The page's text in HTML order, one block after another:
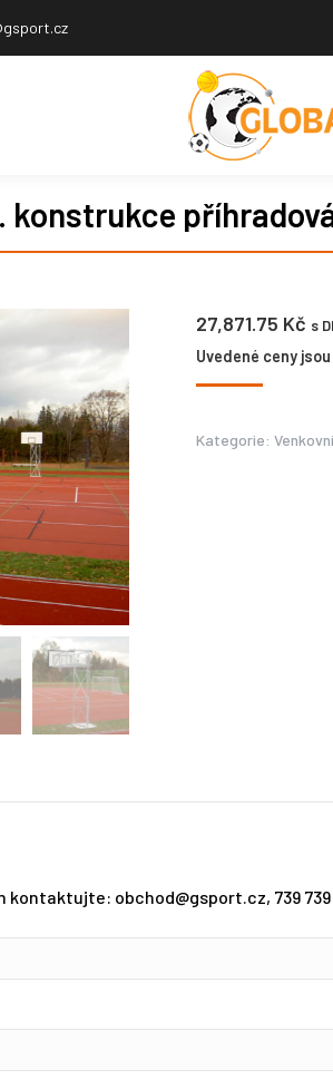
konstrukce
27,871.75 Kč s
Uvedené ceny
Kategorie:
obchod@gsport.cz, 739 739